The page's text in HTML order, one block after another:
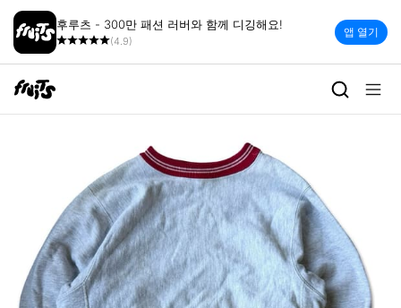
후루츠 - 300만 패션 러버와 함께 디깅해요!
(4.9)
앱 열기